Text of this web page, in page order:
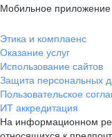
Мобильное приложение
Этика и комплаенс
Оказание услуг
Использование сайтов
Защита персональных
Пользовательское
ИТ аккредитация
На информационном